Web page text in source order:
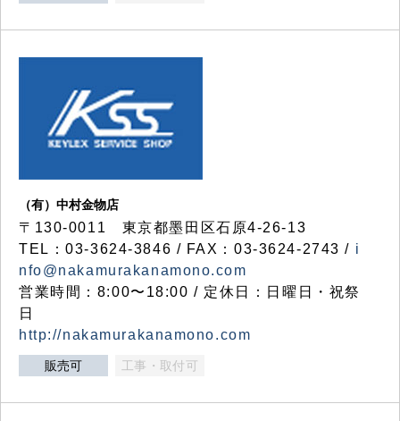
（有）中村金物店
〒130-0011 東京都墨田区石原4-26-13
TEL：03-3624-3846 / FAX：03-3624-2743 / i
nfo@nakamurakanamono.com
営業時間：8:00〜18:00 / 定休日：日曜日・祝祭
日
http://nakamurakanamono.com
販売可 工事・取付可